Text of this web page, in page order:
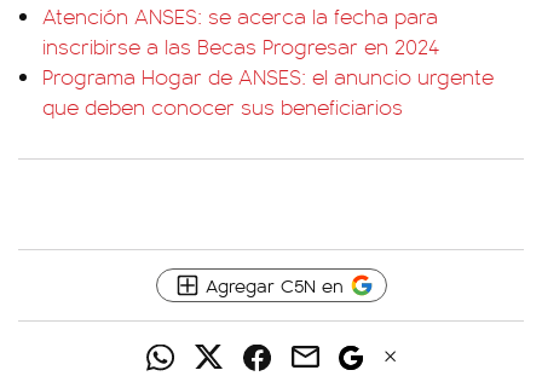
Atención ANSES: se acerca la fecha para
inscribirse a las Becas Progresar en 2024
Programa Hogar de ANSES: el anuncio urgente
que deben conocer sus beneficiarios
Agregar C5N en